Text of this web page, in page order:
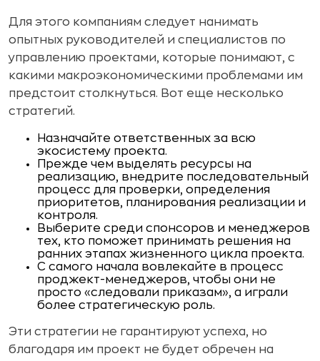
Для этого компаниям следует нанимать
опытных руководителей и специалистов по
управлению проектами, которые понимают, с
какими макроэкономическими проблемами им
предстоит столкнуться. Вот еще несколько
стратегий.
Назначайте ответственных за всю
экосистему проекта.
Прежде чем выделять ресурсы на
реализацию, внедрите последовательный
процесс для проверки, определения
приоритетов, планирования реализации и
контроля.
Выберите среди спонсоров и менеджеров
тех, кто поможет принимать решения на
ранних этапах жизненного цикла проекта.
С самого начала вовлекайте в процесс
проджект-менеджеров, чтобы они не
просто «следовали приказам», а играли
более стратегическую роль.
Эти стратегии не гарантируют успеха, но
благодаря им проект не будет обречен на